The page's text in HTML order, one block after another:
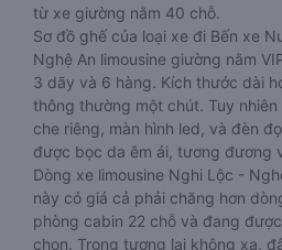
từ xe giường nằm 40 chỗ.
Sơ đồ ghế của loại xe đi Bến xe
Nghệ An limousine giường nằm
3 dãy và 6 hàng. Kích thước dài
thông thường một chút. Tuy
che riêng, màn hình led, và đèn
được bọc da êm ái, tương đương
Dòng xe limousine Nghi Lộc -
này có giá cả phải chăng hơn
phòng cabin 22 chỗ và đang
chọn. Trong tương lai không xa,